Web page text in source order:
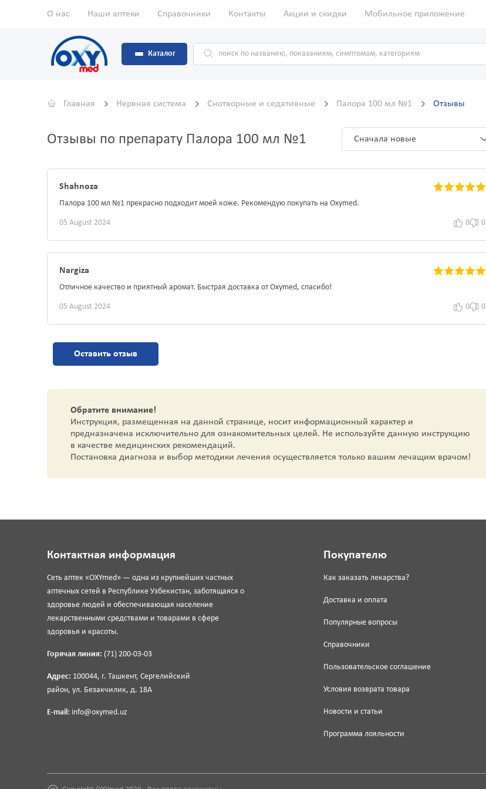
О нас Наши аптеки Справочники Контакты Акции и скидки Мобильное приложение
Каталог
Главная Нервная система Снотворные и седативные Палора 100 мл №1 Отзывы
Отзывы по препарату Палора 100 мл №1 Сначала новые
Shahnoza
Палора 100 мл №1 прекрасно подходит моей коже. Рекомендую покупать на Oxymed.
05 August 2024 0 0
Nargiza
Отличное качество и приятный аромат. Быстрая доставка от Oxymed, спасибо!
05 August 2024 0 0
Оставить отзыв
Обратите внимание!
Инструкция, размещенная на данной странице, носит информационный характер и
предназначена исключительно для ознакомительных целей. Не используйте данную инструкцию
в качестве медицинских рекомендаций.
Постановка диагноза и выбор методики лечения осуществляется только вашим лечащим врачом!
Контактная информация
Сеть аптек «OXYmed» — одна из крупнейших частных
аптечных сетей в Республике Узбекистан, заботящаяся о
здоровье людей и обеспечивающая население
лекарственными средствами и товарами в сфере
здоровья и красоты.
Горячая линия: (71) 200-03-03
Адрес: 100044, г. Ташкент, Сергелийский
район, ул. Безакчилик, д. 18А
E-mail: info@oxymed.uz
Покупателю
Как заказать лекарства?
Доставка и оплата
Популярные вопросы
Справочники
Пользовательское соглашение
Условия возврата товара
Новости и статьи
Программа лояльности